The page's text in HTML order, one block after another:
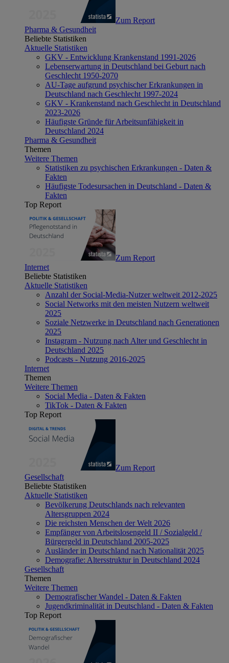
Zum Report
Pharma & Gesundheit
Beliebte Statistiken
Aktuelle Statistiken
GKV - Entwicklung Krankenstand 1991-2026
Lebenserwartung in Deutschland bei Geburt nach
Geschlecht 1950-2070
AU-Tage aufgrund psychischer Erkrankungen in
Deutschland nach Geschlecht 1997-2024
GKV - Krankenstand nach Geschlecht in Deutschland
2023-2026
Häufigste Gründe für Arbeitsunfähigkeit in
Deutschland 2024
Pharma & Gesundheit
Themen
Weitere Themen
Statistiken zu psychischen Erkrankungen - Daten &
Fakten
Häufigste Todesursachen in Deutschland - Daten &
Fakten
Top Report
Zum Report
Internet
Beliebte Statistiken
Aktuelle Statistiken
Anzahl der Social-Media-Nutzer weltweit 2012-2025
Social Networks mit den meisten Nutzern weltweit
2025
Soziale Netzwerke in Deutschland nach Generationen
2025
Instagram - Nutzung nach Alter und Geschlecht in
Deutschland 2025
Podcasts - Nutzung 2016-2025
Internet
Themen
Weitere Themen
Social Media - Daten & Fakten
TikTok - Daten & Fakten
Top Report
Zum Report
Gesellschaft
Beliebte Statistiken
Aktuelle Statistiken
Bevölkerung Deutschlands nach relevanten
Altersgruppen 2024
Die reichsten Menschen der Welt 2026
Empfänger von Arbeitslosengeld II / Sozialgeld /
Bürgergeld in Deutschland 2005-2025
Ausländer in Deutschland nach Nationalität 2025
Demografie: Altersstruktur in Deutschland 2024
Gesellschaft
Themen
Weitere Themen
Demografischer Wandel - Daten & Fakten
Jugendkriminalität in Deutschland - Daten & Fakten
Top Report